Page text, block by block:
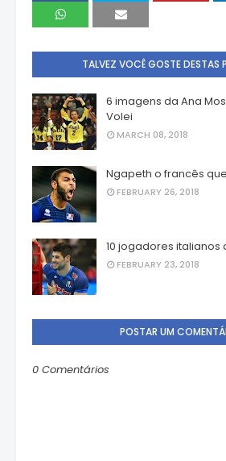
TALVEZ VOCÊ GOSTE DESTAS
6 imagens da Ana
Volei
MARCH 08, 2018
Ngapeth o francês
FEBRUARY 26, 2018
10 jogadores italianos
FEBRUARY 23, 2018
POSTAR UM
0 Comentários